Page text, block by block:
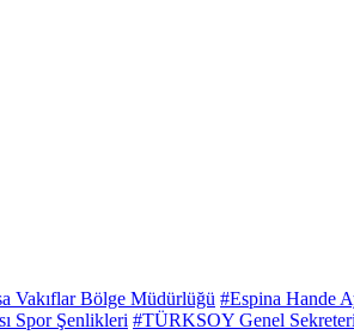
Vakıflar Bölge Müdürlüğü #Espina Hande
Spor Şenlikleri #TÜRKSOY Genel